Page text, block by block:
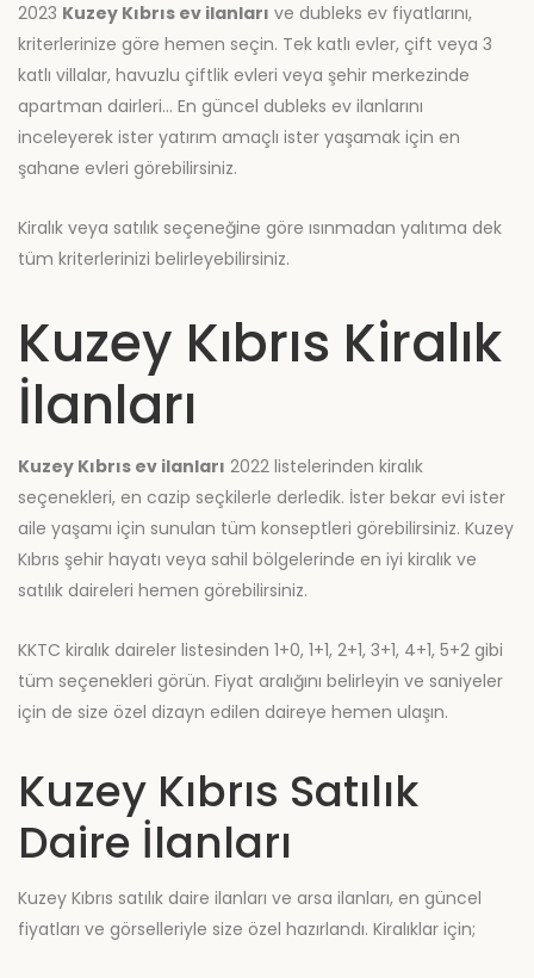
2023 Kuzey Kıbrıs ev ilanları ve dubleks ev fiyatlarını,
kriterlerinize göre hemen seçin. Tek katlı evler, çift veya 3
katlı villalar, havuzlu çiftlik evleri veya şehir merkezinde
apartman dairleri… En güncel dubleks ev ilanlarını
inceleyerek ister yatırım amaçlı ister yaşamak için en
şahane evleri görebilirsiniz.
Kiralık veya satılık seçeneğine göre ısınmadan yalıtıma dek
tüm kriterlerinizi belirleyebilirsiniz.
Kuzey Kıbrıs Kiralık
İlanları
Kuzey Kıbrıs ev ilanları 2022 listelerinden kiralık
seçenekleri, en cazip seçkilerle derledik. İster bekar evi ister
aile yaşamı için sunulan tüm konseptleri görebilirsiniz. Kuzey
Kıbrıs şehir hayatı veya sahil bölgelerinde en iyi kiralık ve
satılık daireleri hemen görebilirsiniz.
KKTC kiralık daireler listesinden 1+0, 1+1, 2+1, 3+1, 4+1, 5+2 gibi
tüm seçenekleri görün. Fiyat aralığını belirleyin ve saniyeler
için de size özel dizayn edilen daireye hemen ulaşın.
Kuzey Kıbrıs Satılık
Daire İlanları
Kuzey Kıbrıs satılık daire ilanları ve arsa ilanları, en güncel
fiyatları ve görselleriyle size özel hazırlandı. Kiralıklar için;